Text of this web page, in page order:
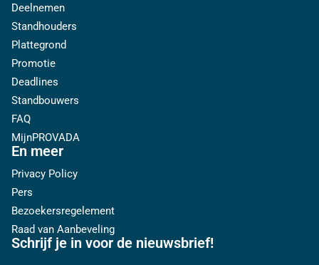
Deelnemen
Standhouders
Plattegrond
Promotie
Deadlines
Standbouwers
FAQ
MijnPROVADA
En meer
Privacy Policy
Pers
Bezoekersregelement
Raad van Aanbeveling
Schrijf je in voor de nieuwsbrief!